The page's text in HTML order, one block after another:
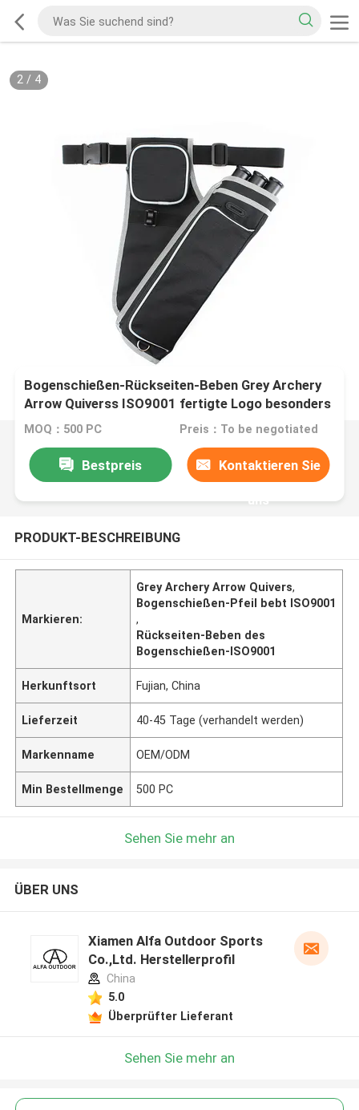
2/ 4
Bogenschießen-Rückseiten-Beben Grey Archery
Arrow Quiverss ISO9001 fertigte Logo besonders
an
MOQ：500 PC Preis：To be negotiated
Bestpreis Kontaktieren Sie
uns
PRODUKT-BESCHREIBUNG
Markieren:
Grey Archery Arrow Quivers,
Bogenschießen-Pfeil bebt ISO9001
,
Rückseiten-Beben des
Bogenschießen-ISO9001
Herkunftsort Fujian, China
Lieferzeit 40-45 Tage (verhandelt werden)
Markenname OEM/ODM
Min Bestellmenge 500 PC
Sehen Sie mehr an
ÜBER UNS
Xiamen Alfa Outdoor Sports
Co.,Ltd. Herstellerprofil
China
5.0
Überprüfter Lieferant
Sehen Sie mehr an